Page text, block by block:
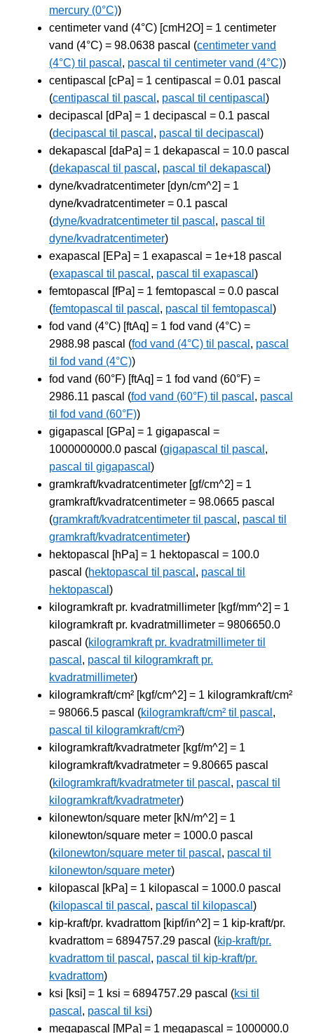
mercury (0°C))
centimeter vand (4°C) [cmH2O] = 1 centimeter
vand (4°C) = 98.0638 pascal (centimeter vand
(4°C) til pascal , pascal til centimeter vand (4°C))
centipascal [cPa] = 1 centipascal = 0.01 pascal
(centipascal til pascal , pascal til centipascal )
decipascal [dPa] = 1 decipascal = 0.1 pascal
(decipascal til pascal , pascal til decipascal )
dekapascal [daPa] = 1 dekapascal = 10.0 pascal
(dekapascal til pascal , pascal til dekapascal )
dyne/kvadratcentimeter [dyn/cm^2] = 1
dyne/kvadratcentimeter = 0.1 pascal
(dyne/kvadratcentimeter til pascal , pascal til
dyne/kvadratcentimeter)
exapascal [EPa] = 1 exapascal = 1e+18 pascal
(exapascal til pascal , pascal til exapascal )
femtopascal [fPa] = 1 femtopascal = 0.0 pascal
(femtopascal til pascal , pascal til femtopascal )
fod vand (4°C) [ftAq] = 1 fod vand (4°C) =
2988.98 pascal (fod vand (4°C) til pascal , pascal
til fod vand (4°C))
fod vand (60°F) [ftAq] = 1 fod vand (60°F) =
2986.11 pascal (fod vand (60°F) til pascal , pascal
til fod vand (60°F))
gigapascal [GPa] = 1 gigapascal =
1000000000.0 pascal (gigapascal til pascal ,
pascal til gigapascal )
gramkraft/kvadratcentimeter [gf/cm^2] = 1
gramkraft/kvadratcentimeter = 98.0665 pascal
(gramkraft/kvadratcentimeter til pascal , pascal til
gramkraft/kvadratcentimeter)
hektopascal [hPa] = 1 hektopascal = 100.0
pascal (hektopascal til pascal , pascal til
hektopascal )
kilogramkraft pr. kvadratmillimeter [kgf/mm^2] = 1
kilogramkraft pr. kvadratmillimeter = 9806650.0
pascal (kilogramkraft pr. kvadratmillimeter til
pascal , pascal til kilogramkraft pr.
kvadratmillimeter)
kilogramkraft/cm² [kgf/cm^2] = 1 kilogramkraft/cm²
= 98066.5 pascal (kilogramkraft/cm² til pascal ,
pascal til kilogramkraft/cm²)
kilogramkraft/kvadratmeter [kgf/m^2] = 1
kilogramkraft/kvadratmeter = 9.80665 pascal
(kilogramkraft/kvadratmeter til pascal , pascal til
kilogramkraft/kvadratmeter)
kilonewton/square meter [kN/m^2] = 1
kilonewton/square meter = 1000.0 pascal
(kilonewton/square meter til pascal , pascal til
kilonewton/square meter)
kilopascal [kPa] = 1 kilopascal = 1000.0 pascal
(kilopascal til pascal , pascal til kilopascal )
kip-kraft/pr. kvadrattom [kipf/in^2] = 1 kip-kraft/pr.
kvadrattom = 6894757.29 pascal (kip-kraft/pr.
kvadrattom til pascal , pascal til kip-kraft/pr.
kvadrattom)
ksi [ksi] = 1 ksi = 6894757.29 pascal (ksi til
pascal , pascal til ksi)
megapascal [MPa] = 1 megapascal = 1000000.0